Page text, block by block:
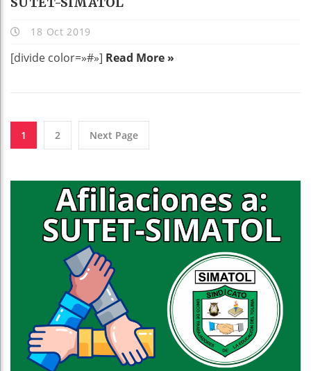
18 Oct 2019
[divide color=»#»] Read More »
1 2 Next Page